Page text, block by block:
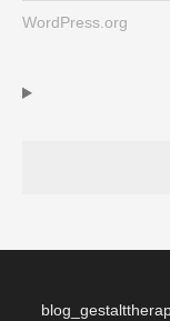
WordPress.org